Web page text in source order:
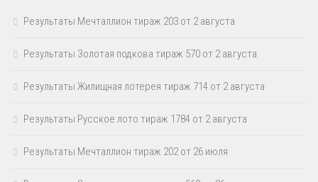
Результаты Мечталлион тираж 203 от 2 августа
Результаты Золотая подкова тираж 570 от 2 августа
Результаты Жилищная лотерея тираж 714 от 2 августа
Результаты Русское лото тираж 1784 от 2 августа
Результаты Мечталлион тираж 202 от 26 июля